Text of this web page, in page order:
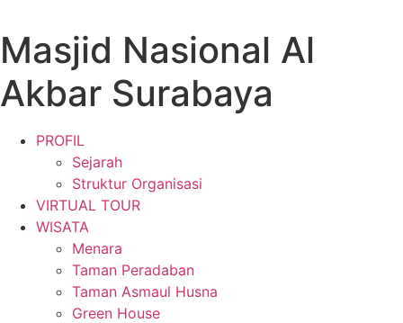
Masjid Nasional Al
Akbar Surabaya
PROFIL
Sejarah
Struktur Organisasi
VIRTUAL TOUR
WISATA
Menara
Taman Peradaban
Taman Asmaul Husna
Green House